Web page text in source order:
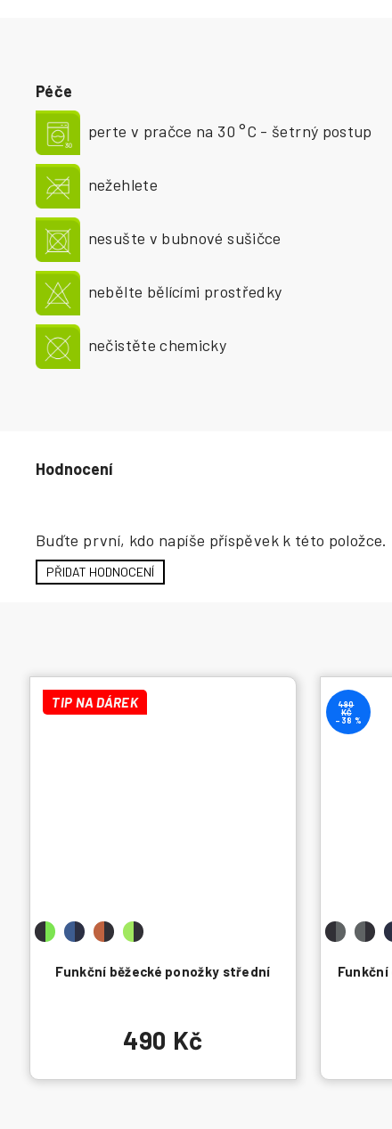
TIP NA DÁREK
Funkční běžecké ponožky střední
490 Kč
490
KČ
–38 %
Buďte první, kdo napíše příspěvek k této položce.
PŘIDAT HODNOCENÍ
Péče
perte v pračce na 30 °C - šetrný postup
nežehlete
nesušte v bubnové sušičce
nebělte bělícími prostředky
nečistěte chemicky